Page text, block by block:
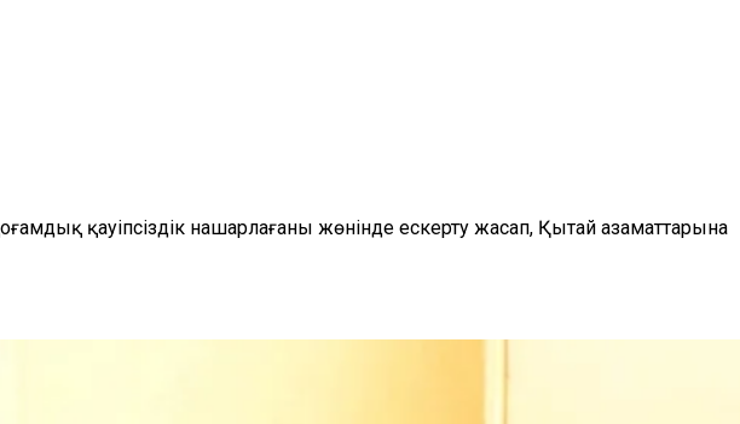
қауіпсіздік нашарлағаны жөнінде ескерту жасап, Қытай азаматтарына